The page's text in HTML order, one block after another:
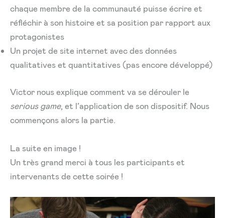
chaque membre de la communauté puisse écrire et
réfléchir à son histoire et sa position par rapport aux
protagonistes
Un projet de site internet avec des données
qualitatives et quantitatives (pas encore développé)
Victor nous explique comment va se dérouler le
serious game, et l’application de son dispositif. Nous
commençons alors la partie.
La suite en image !
Un très grand merci à tous les participants et
intervenants de cette soirée !